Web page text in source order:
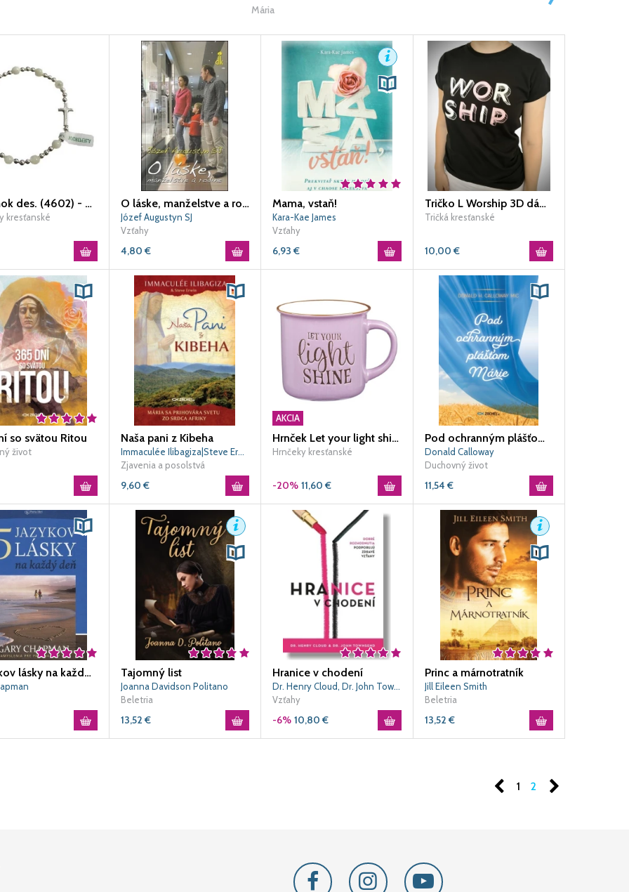
Mária
Náramok des. (4602) - Biela perleť
kresťanské
O láske, manželstve a rodine (2. vydanie)
Józef Augustyn SJ
Vzťahy
4,80 €
Mama, vstaň!
Kara-Kae James
Vzťahy
6,93 €
Tričko L Worship 3D dámske
Tričká kresťanské
10,00 €
so svätou Ritou
život
Naša pani z Kibeha
Immaculée Ilibagiza|Steve Erwin
Zjavenia a posolstvá
9,60 €
AKCIA
Hrnček Let your light shine
Hrnčeky kresťanské
-20% 11,60 €
Pod ochranným plášťom Márie
Donald Calloway
Duchovný život
11,54 €
5 jazykov lásky na každý deň Tajomný list
Joanna Davidson Politano
Beletria
13,52 €
Hranice v chodení
Dr. Henry Cloud, Dr. John Townsend
Vzťahy
-6% 10,80 €
Princ a márnotratník
Jill Eileen Smith
Beletria
13,52 €
1 2